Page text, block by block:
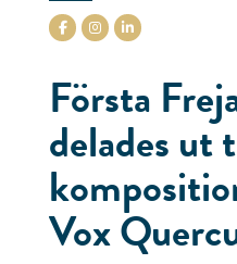
stiftelsenabo Facebook
stiftelsenabo Instagram
stiftelsenabo Linkedin
Första
delades ut
Vox